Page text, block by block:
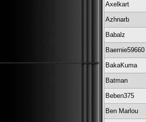
Axelkart
Azhnarb
Babalz
Baernie59660
BakaKuma
Batman
Beben375
Ben Marlou